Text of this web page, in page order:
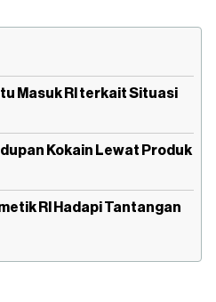
Masuk RI terkait Situasi
Kokain Lewat Produk
RI Hadapi Tantangan